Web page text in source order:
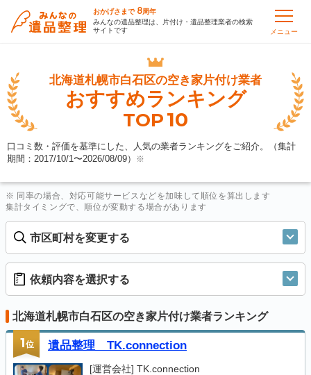
おかげさまで 8周年
みんなの遺品整理は、片付け・遺品整理業者の検索
サイトです
メニュー
北海道札幌市白石区の空き家片付け業者
おすすめランキング
TOP10
口コミ数・評価を基準にした、人気の業者ランキングをご紹介。（集計
期間：2017/10/1〜2026/08/09） ※
※ 同率の場合、対応可能サービスなどを加味して順位を算出します
集計タイミングで、順位が変動する場合があります
市区町村を変更する
依頼内容を選択する
北海道札幌市白石区の空き家片付け業者ランキング
1位 遺品整理 TK.connection
[運営会社] TK.connection